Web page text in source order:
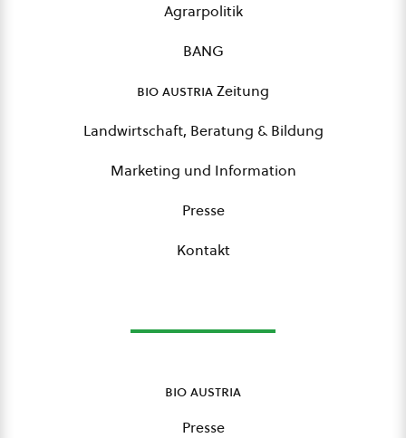
Agrarpolitik
BANG
bio austriaZeitung
Landwirtschaft, Beratung & Bildung
Marketing und Information
Presse
Kontakt
bio austria
Presse